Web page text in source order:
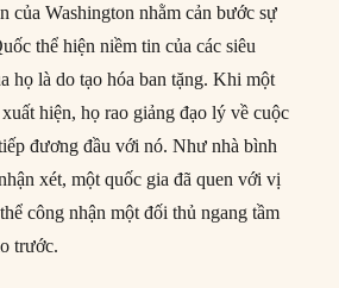
của Washington nhằm cản bước sự
thể hiện niềm tin của các siêu
họ là do tạo hóa ban tặng. Khi một
hiện, họ rao giảng đạo lý về cuộc
đương đầu với nó. Như nhà bình
xét, một quốc gia đã quen với vị
công nhận một đối thủ ngang tầm
trước.